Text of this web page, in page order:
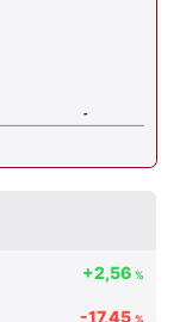
-
+2,56 %
-17,45 %